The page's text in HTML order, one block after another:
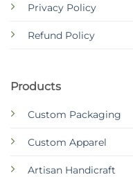
Privacy Policy
Refund Policy
Products
Custom Packaging
Custom Apparel
Artisan Handicraft